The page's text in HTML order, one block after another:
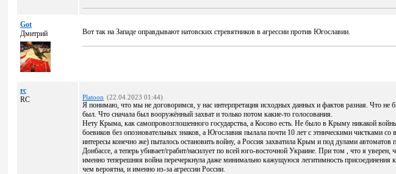
Got
Дмитрий
Вот так на Западе оправдывают натовских стревятников в агрессии против Югославии.
rc
RC
Platoon (22.04.2023 01:44)
Я понимаю, что мы не договоримся, у нас интерпретация исходных данных и фактов разная. Что не
был. Что сначала был вооружённый захват и только потом какие-то голосования.
Нету Крыма, как самопровозглошенного государства, а Косово есть. Не было в Крыму никакой
боевиков без опозновательных знаков, а Югославия пылала почти 10 лет с этническими чистками
интересы конечно же) пыталось остановить войну, а Россия захватила Крым и под дулами автоматов
Донбассе, а теперь убивает/грабит/насилует по всей юго-восточной Украине. При том , что я
именно теперешняя война перечеркнула даже минимально кажущуюся легитимность присоединения
чем вероятна, и именно из-за агрессии России.